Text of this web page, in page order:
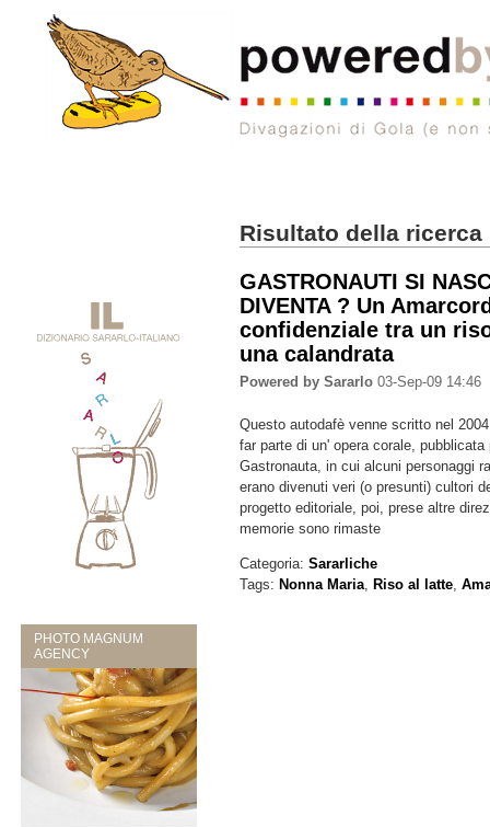
PHOTO MAGNUM
AGENCY
Risultato della ricerca
GASTRONAUTI SI
DIVENTA ? Un
confidenziale tra un
una calandrata
Powered by Sararlo 03-Sep-09 14:46
Questo autodafè venne scritto nel
far parte di un' opera corale, pubblicata
Gastronauta, in cui alcuni personaggi
erano divenuti veri (o presunti) cultori
progetto editoriale, poi, prese altre
memorie sono rimaste
Categoria:Sararliche
Tags: Nonna Maria, Riso al latte,